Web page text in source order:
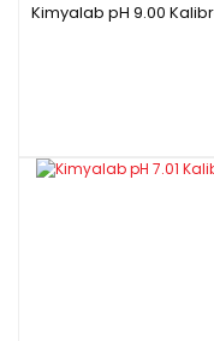
Kimyalab pH 9.00